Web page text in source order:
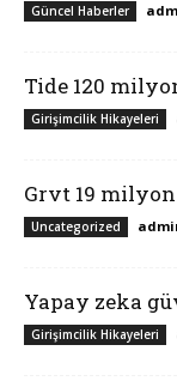
Güncel Haberler
Tide 120
Girişimcilik Hikayeleri
Grvt 19 milyon
Uncategorized
Yapay zeka
Girişimcilik Hikayeleri